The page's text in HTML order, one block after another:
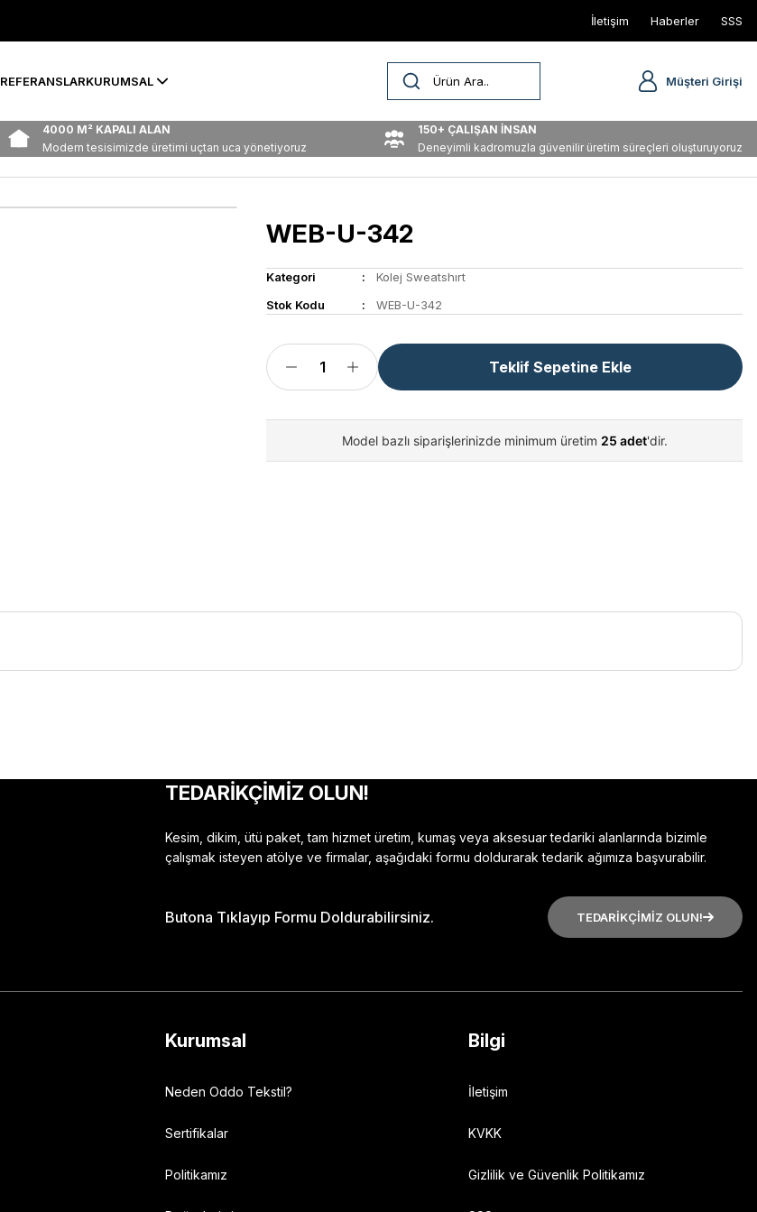
İletişim Haberler SSS
REFERANSLARKURUMSAL Müşteri Girişi
4000 M² KAPALI ALAN
Modern tesisimizde üretimi uçtan uca yönetiyoruz
150+ ÇALIŞAN İNSAN
Deneyimli kadromuzla güvenilir üretim süreçleri oluşturuyoruz
WEB-U-342
Kategori
Kolej Sweatshırt
Stok Kodu
WEB-U-342
Teklif Sepetine Ekle
Model bazlı siparişlerinizde minimum üretim 25 adet'dir.
Yorum YazTEDARİKÇİMİZ OLUN!
Kesim, dikim, ütü paket, tam hizmet üretim, kumaş veya aksesuar tedariki alanlarında bizimle
çalışmak isteyen atölye ve firmalar, aşağıdaki formu doldurarak tedarik ağımıza başvurabilir.
Butona Tıklayıp Formu Doldurabilirsiniz. TEDARİKÇİMİZ OLUN!
Kurumsal
Neden Oddo Tekstil?
Sertifikalar
Politikamız
Bilgi
İletişim
KVKK
Gizlilik ve Güvenlik Politikamız